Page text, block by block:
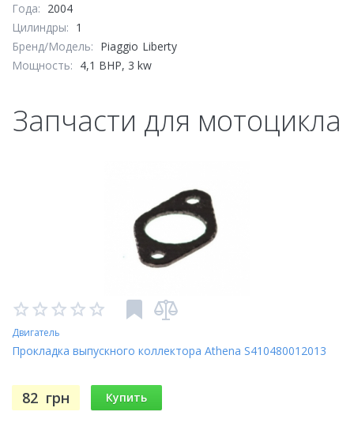
Года: 2004
Цилиндры: 1
Бренд/Модель: Piaggio Liberty
Мощность: 4,1 BHP, 3 kw
Запчасти для мотоцикла
Двигатель
Прокладка выпускного коллектора Athena S410480012013
82 грн Купить